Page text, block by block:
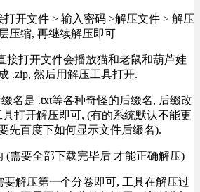
开文件 > 输入密码 >解压文件 > 解压
压缩, 再继续解压即可
接打开文件会播放猫和老鼠和葫芦娃
.zip, 然后用解压工具打开.
名是 .txt等各种奇怪的后缀名, 后缀改
打开解压即可, (有的系统默认不能更
先百度下如何显示文件后缀名).
(需要全部下载完毕后 才能正确解压)
解压第一个分卷即可, 工具在解压过